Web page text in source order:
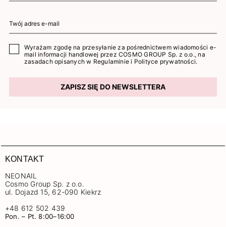
Wyrażam zgodę na przesyłanie za pośrednictwem wiadomości e-
mail informacji handlowej przez COSMO GROUP Sp. z o.o., na
zasadach opisanych w Regulaminie i Polityce prywatności.
ZAPISZ SIĘ DO NEWSLETTERA
KONTAKT
NEONAIL
Cosmo Group Sp. z o.o.
ul. Dojazd 15, 62-090 Kiekrz
+48 612 502 439
Pon. – Pt. 8:00–16:00